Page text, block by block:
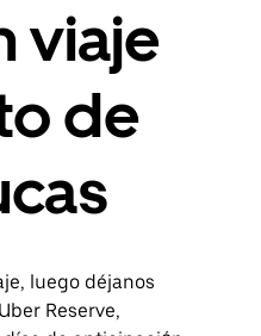
viaje
de
luego déjanos
Reserve,